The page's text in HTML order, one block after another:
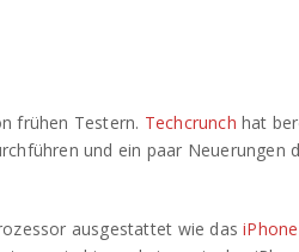
frühen Testern. Techcrunch hat
und ein paar Neuerungen
ausgestattet wie dasiPhone